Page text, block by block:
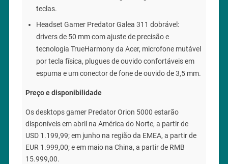
teclas.
Headset Gamer Predator Galea 311 dobrável:
drivers de 50 mm com ajuste de precisão e
tecnologia TrueHarmony da Acer, microfone mutável
por tecla física, plugues de ouvido confortáveis em
espuma e um conector de fone de ouvido de 3,5 mm.
Preço e disponibilidade
Os desktops gamer Predator Orion 5000 estarão
disponíveis em abril na América do Norte, a partir de
USD 1.199,99; em junho na região da EMEA, a partir de
EUR 1.999,00; e em maio na China, a partir de RMB
15.999,00.